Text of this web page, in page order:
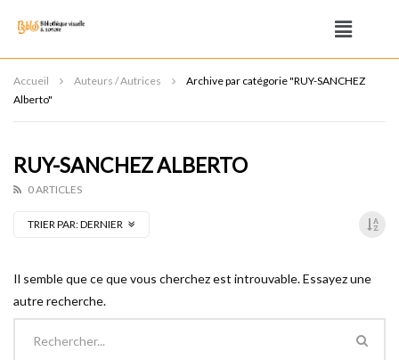
Accueil Auteurs / Autrices
Archive par catégorie "RUY-SANCHEZ
Alberto"
RUY-SANCHEZ ALBERTO
0 ARTICLES
TRIER PAR:DERNIER
Il semble que ce que vous cherchez est introuvable. Essayez une
autre recherche.